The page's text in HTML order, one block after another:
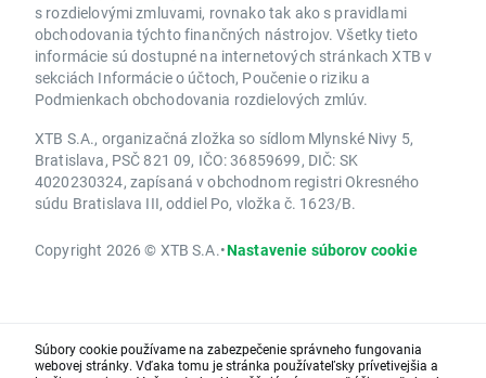
s rozdielovými zmluvami, rovnako tak ako s pravidlami
obchodovania týchto finančných nástrojov. Všetky tieto
informácie sú dostupné na internetových stránkach XTB v
sekciách Informácie o účtoch, Poučenie o riziku a
Podmienkach obchodovania rozdielových zmlúv.
XTB S.A., organizačná zložka so sídlom Mlynské Nivy 5,
Bratislava, PSČ 821 09, IČO: 36859699, DIČ: SK
4020230324, zapísaná v obchodnom registri Okresného
súdu Bratislava III, oddiel Po, vložka č. 1623/B.
Copyright 2026 © XTB S.A.•Nastavenie súborov cookie
Súbory cookie používame na zabezpečenie správneho fungovania
webovej stránky. Vďaka tomu je stránka používateľsky prívetivejšia a